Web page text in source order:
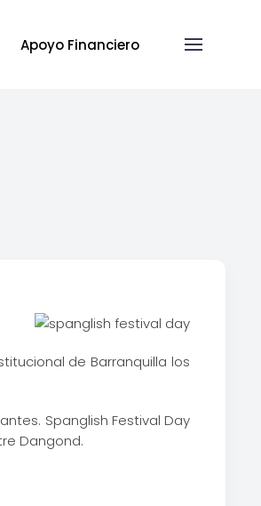
Apoyo Financiero
de Barranquilla los
Spanglish Festival Day
Dangond.